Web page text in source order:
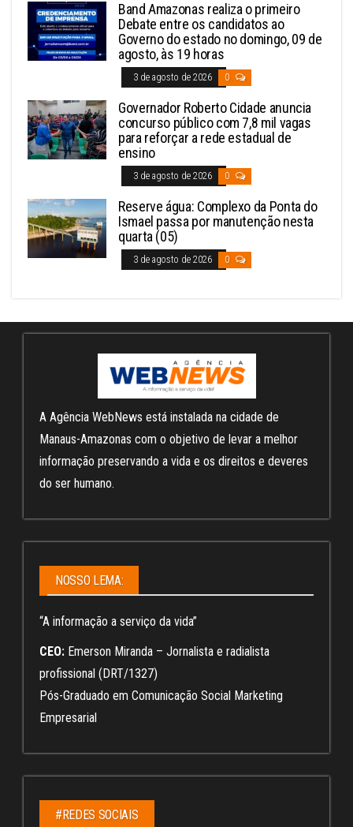
Band Amazonas realiza o primeiro
Debate entre os candidatos ao
Governo do estado no domingo, 09 de
agosto, às 19 horas
3 de agosto de 2026 0
Governador Roberto Cidade anuncia
concurso público com 7,8 mil vagas
para reforçar a rede estadual de
ensino
3 de agosto de 2026 0
Reserve água: Complexo da Ponta do
Ismael passa por manutenção nesta
quarta (05)
3 de agosto de 2026 0
A Agência WebNews está instalada na cidade de
Manaus-Amazonas com o objetivo de levar a melhor
informação preservando a vida e os direitos e deveres
do ser humano.
NOSSO LEMA:
“A informação a serviço da vida”
CEO: Emerson Miranda – Jornalista e radialista
profissional (DRT/1327)
Pós-Graduado em Comunicação Social Marketing
Empresarial
#REDES SOCIAIS